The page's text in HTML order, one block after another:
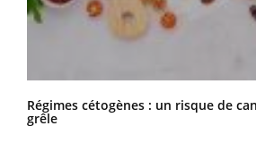
Régimes cétogènes : un risque de
grêle